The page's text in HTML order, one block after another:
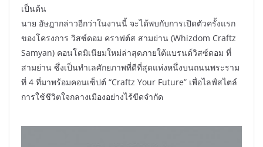
เป็นต้น
นาย อัษฎากล่าวอีกว่าในงานนี้ จะได้พบกับการเปิดตัวครั้งแรก
ของโครงการ วิสซ์ดอม คราฟต์ส สามย่าน (Whizdom Craftz
Samyan) คอนโดมิเนียมใหม่ล่าสุดภายใต้แบรนด์วิสซ์ดอม ที่
สามย่าน ซึ่งเป็นทำเลศักยภาพที่ดีที่สุดแห่งหนึ่งบนถนนพระราม
ที่ 4 ที่มาพร้อมคอนเซ็ปต์ “Craftz Your Future” เพื่อไลฟ์สไตล์
การใช้ชีวิตใจกลางเมืองอย่างไร้ขีดจำกัด